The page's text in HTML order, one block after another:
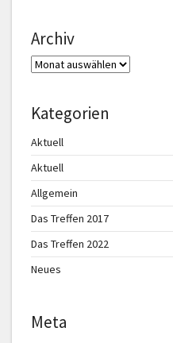
Archiv
Archiv
Kategorien
Aktuell
Aktuell
Allgemein
Das Treffen 2017
Das Treffen 2022
Neues
Meta